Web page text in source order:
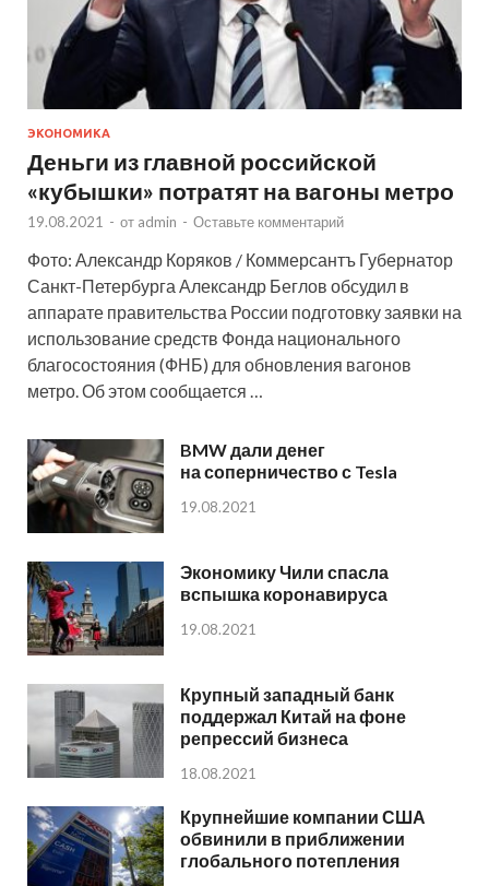
ЭКОНОМИКА
Деньги из главной российской
«кубышки» потратят на вагоны метро
19.08.2021 - от admin - Оставьте комментарий
Фото: Александр Коряков / Коммерсантъ Губернатор
Санкт-Петербурга Александр Беглов обсудил в
аппарате правительства России подготовку заявки на
использование средств Фонда национального
благосостояния (ФНБ) для обновления вагонов
метро. Об этом сообщается …
BMW дали денег
на соперничество с Tesla
19.08.2021
Экономику Чили спасла
вспышка коронавируса
19.08.2021
Крупный западный банк
поддержал Китай на фоне
репрессий бизнеса
18.08.2021
Крупнейшие компании США
обвинили в приближении
глобального потепления